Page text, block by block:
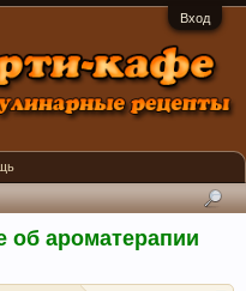
Вход
об ароматерапии